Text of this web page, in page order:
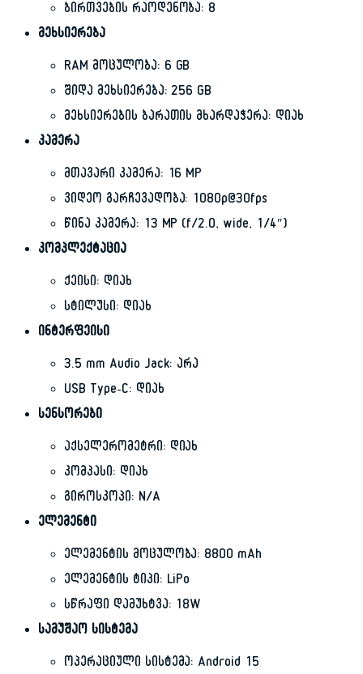
ბირთვების რაოდენობა: 8
მეხსიერება
RAM მოცულობა: 6 GB
შიდა მეხსიერება: 256 GB
მეხსიერების ბარათის მხარდაჭერა: დიახ
კამერა
მთავარი კამერა: 16 MP
ვიდეო გარჩევადობა: 1080p@30fps
წინა კამერა: 13 MP (f/2.0, wide, 1/4″)
კომპლექტაცია
ქეისი: დიახ
სტილუსი: დიახ
ინტერფეისი
3.5 mm Audio Jack: არა
USB Type-C: დიახ
სენსორები
აქსელერომეტრი: დიახ
კომპასი: დიახ
გიროსკოპი: N/A
ელემენტი
ელემენტის მოცულობა: 8800 mAh
ელემენტის ტიპი: LiPo
სწრაფი დამუხტვა: 18W
სამუშაო სისტემა
ოპერაციული სისტემა: Android 15